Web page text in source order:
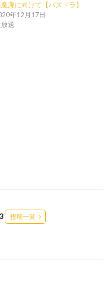
廊に向けて【パズドラ】
年12月17日
送
投稿一覧